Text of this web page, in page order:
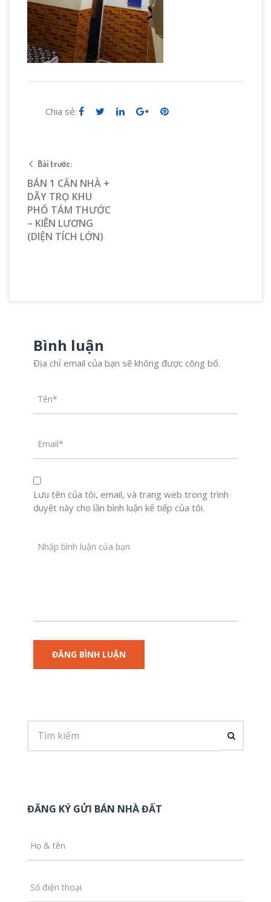
Chia sẻ:
Bài trước:
BÁN 1 CĂN NHÀ +
DÃY TRỌ KHU
PHỐ TÁM THƯỚC
– KIÊN LƯƠNG
(DIỆN TÍCH LỚN)
Bình luận
Địa chỉ email của bạn sẽ không được công bố.
Lưu tên của tôi, email, và trang web trong trình
duyệt này cho lần bình luận kế tiếp của tôi.
ĐĂNG KÝ GỬI BÁN NHÀ ĐẤT